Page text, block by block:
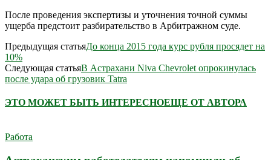
После проведения экспертизы и уточнения точной суммы
ущерба предстоит разбирательство в Арбитражном суде.
Предыдущая статьяДо конца 2015 года курс рубля просядет на
10%
Следующая статьяВ Астрахани Niva Chevrolet опрокинулась
после удара об грузовик Tatra
ЭТО МОЖЕТ БЫТЬ ИНТЕРЕСНОЕЩЕ ОТ АВТОРА
Работа